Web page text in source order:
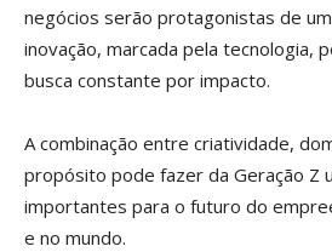
negócios serão protagonistas de
inovação, marcada pela tecnologia,
busca constante por impacto.
A combinação entre criatividade,
propósito pode fazer da Geração Z
importantes para o futuro do
e no mundo.